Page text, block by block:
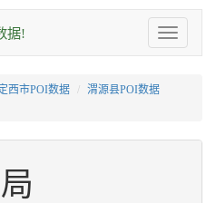
Toggle
navigation
据!
西市POI数据
渭源县POI数据